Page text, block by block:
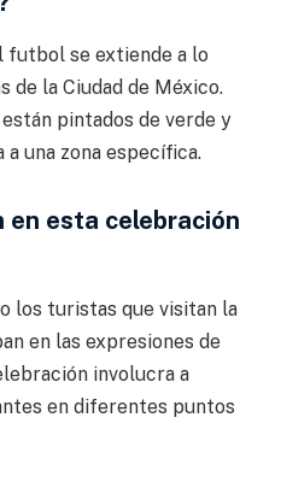
se extiende a lo
de la Ciudad de México.
pintados de verde y
una zona específica.
en esta celebración
los turistas que visitan la
en las expresiones de
involucra a
en diferentes puntos